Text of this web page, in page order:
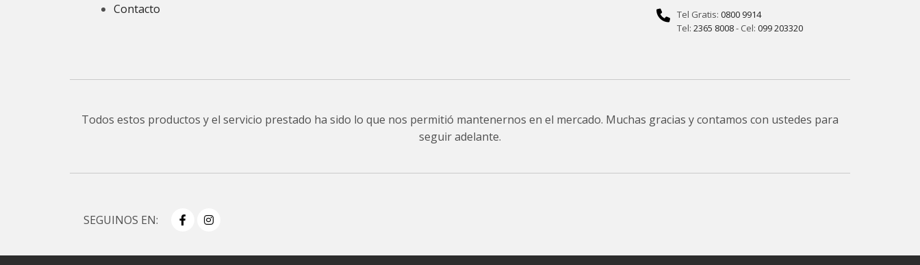
Contacto
Tel Gratis: 0800 9914
Tel: 2365 8008- Cel: 099 203320
Todos estos productos y el servicio prestado ha sido lo que nos permitió mantenernos en el mercado. Muchas gracias y contamos con ustedes para
seguir adelante.
SEGUINOS EN: